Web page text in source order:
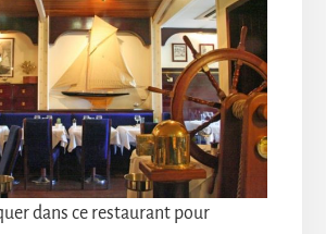
dans ce restaurant pour